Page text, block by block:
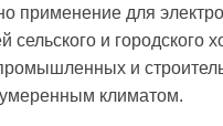
применение для
сельского и городского
и
климатом.